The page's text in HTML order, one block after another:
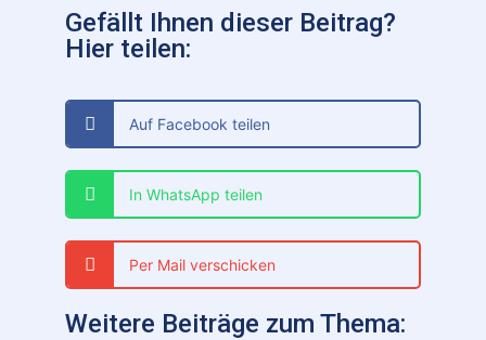
Gefällt Ihnen dieser Beitrag?
Hier teilen:
Auf Facebook teilen
In WhatsApp teilen
Per Mail verschicken
Weitere Beiträge zum Thema: